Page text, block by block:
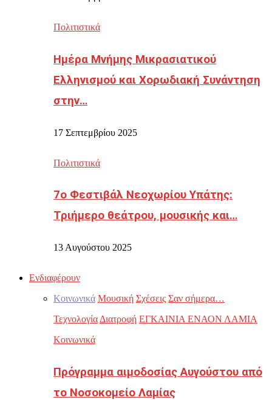
Πολιτιστικά
Ημέρα Μνήμης Μικρασιατικού
Ελληνισμού και Χορωδιακή Συνάντηση
στην…
17 Σεπτεμβρίου 2025
Πολιτιστικά
7ο Φεστιβάλ Νεοχωρίου Υπάτης:
Τριήμερο θεάτρου, μουσικής και…
13 Αυγούστου 2025
Ενδιαφέρουν
Κοινωνικά Μουσική Σχέσεις Σαν σήμερα…
Τεχνολογία Διατροφή ΕΓΚΑΙΝΙΑ ΕΝΑΟΝ ΛΑΜΙΑ
Κοινωνικά
Πρόγραμμα αιμοδοσίας Αυγούστου από
το Νοσοκομείο Λαμίας